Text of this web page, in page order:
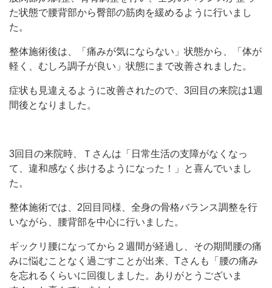
た状態で腰背部から臀部の筋肉を緩めるように行いまし
た。
整体施術後は、「痛みが気にならない」状態から、「体が
軽く、むしろ調子が良い」状態にまで改善されました。
症状も見違えるように改善されたので、3回目の来院は1週
間後となりました。
3回目の来院時、Ｔさんは「日常生活の支障がなくなっ
て、違和感なく歩けるようになった！」と喜んでいまし
た。
整体施術では、2回目同様、全身の骨格バランス調整を行
いながら、腰背部を中心に行いました。
ギックリ腰になってから２週間が経過し、その期間腰の痛
みに悩むことなく過ごすことが出来、Tさんも「腰の痛み
を忘れるくらいに回復しました。ありがとうございま